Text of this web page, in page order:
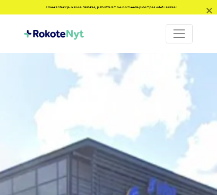
Omakantakirjauksissa ruuhkaa, pahoittelemme normaalia pidempää odotusaikaa!